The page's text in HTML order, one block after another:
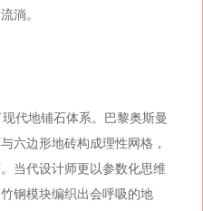
淌。
代地铺石体系。巴黎奥斯曼
六边形地砖构成理性网格，
当代设计师更以参数化思维
钢模块编织出会呼吸的地